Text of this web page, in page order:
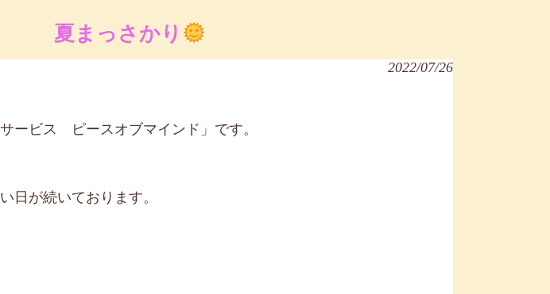
夏まっさかり
2022/07/26
ービス ピースオブマインド」です。
日が続いております。